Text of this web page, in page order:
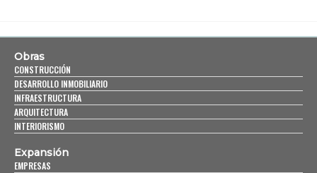
Obras
CONSTRUCCIÓN
DESARROLLO INMOBILIARIO
INFRAESTRUCTURA
ARQUITECTURA
INTERIORISMO
Expansión
EMPRESAS